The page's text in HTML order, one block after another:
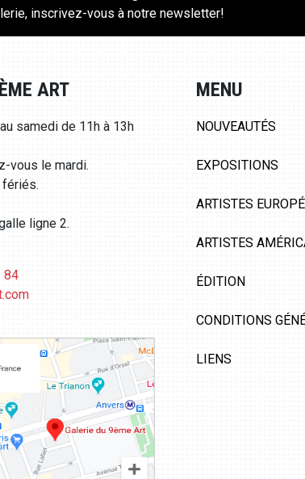
inscrivez-vous à notre newsletter!
ART
samedi de 11h à 13h
vous le mardi.
fériés.
ligne 2.
84
MENU
NOUVEAUTÉS
EXPOSITIONS
ARTISTES
ARTISTES
ÉDITION
CONDITIONS
LIENS